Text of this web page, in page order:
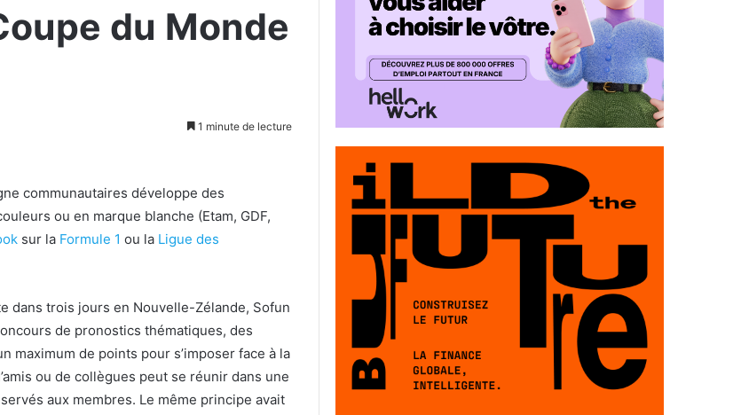
du Monde
1 minute de lecture
communautaires développe des
ou en marque blanche (Etam, GDF,
sur la Formule 1 ou la Ligue des
dans trois jours en Nouvelle-Zélande, Sofun
de pronostics thématiques, des
maximum de points pour s’imposer face à la
ou de collègues peut se réunir dans une
aux membres. Le même principe avait